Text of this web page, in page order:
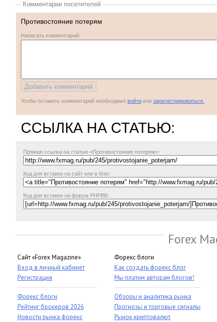
Комментарии посетителей
Противостояние потерям
Написать комментарий:
Чтобы оставить комментарий необходимо войти или зарегистрироваться.
ССЫЛКА НА СТАТЬЮ:
Прямая ссылка на статью «Противостояние потерям»:
Код для вставки на сайт или в блог:
Код для вставки на форум PHPBB:
Forex
Сайт «Forex Magazine»
Вход в личный кабинет
Регистрация
Форекс блоги
Рейтинг брокеров 2026
Новости рынка форекс
Форекс блоги
Как создать форекс блог
Мы платим авторам блогов!
Обзоры и аналитика рынка
Прогнозы и торговые сигналы
Рынок криптовалют